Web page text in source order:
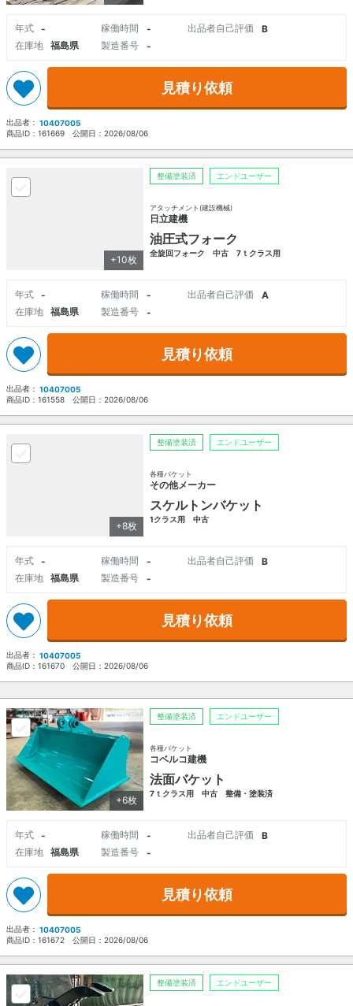
年式 - 稼働時間 - 出品者自己評価
B
在庫地
福島県 製造番号 -
見積り依頼
出品者： 10407005
商品ID： 161669 公開日： 2026/08/06
+10枚
整備塗装済 エンドユーザー
アタッチメント(建設機械)
日立建機
油圧式フォーク
全旋回フォーク 中古 7ｔクラス用
年式 - 稼働時間 - 出品者自己評価
A
在庫地
福島県 製造番号 -
見積り依頼
出品者： 10407005
商品ID： 161558 公開日： 2026/08/06
+8枚
整備塗装済 エンドユーザー
各種バケット
その他メーカー
スケルトンバケット
1クラス用 中古
年式 - 稼働時間 - 出品者自己評価
B
在庫地
福島県 製造番号 -
見積り依頼
出品者： 10407005
商品ID： 161670 公開日： 2026/08/06
+6枚
整備塗装済 エンドユーザー
各種バケット
コベルコ建機
法面バケット
7ｔクラス用 中古 整備・塗装済
年式 - 稼働時間 - 出品者自己評価
B
在庫地
福島県 製造番号 -
見積り依頼
出品者： 10407005
商品ID： 161672 公開日： 2026/08/06
整備塗装済 エンドユーザー